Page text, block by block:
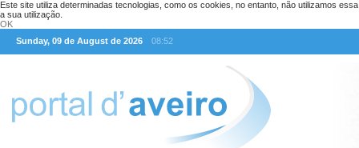
Este site utiliza determinadas tecnologias, como os cookies, no entanto, não utilizamos
a sua utilização.
OK
Sunday, 09 de August de 2026
08:52